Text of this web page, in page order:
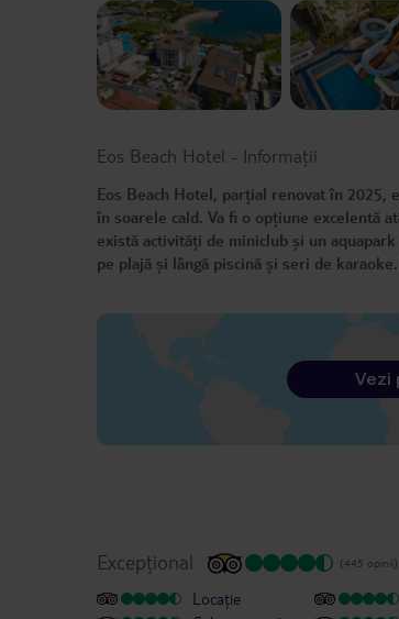
Previous slide
Eos Beach Hotel - Informații
Eos Beach Hotel, parțial renovat în 2025,
în soarele cald. Va fi o opțiune excelentă
există activități de miniclub și un
pe plajă și lângă piscină și seri de
Vezi
Excepțional (445 opinii)
Locație